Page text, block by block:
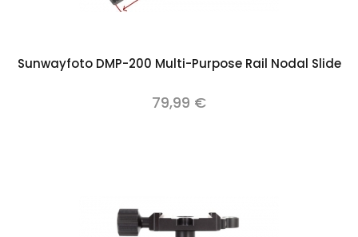
Sunwayfoto DMP-200 Multi-Purpose Rail Nodal Slide
79,99 €